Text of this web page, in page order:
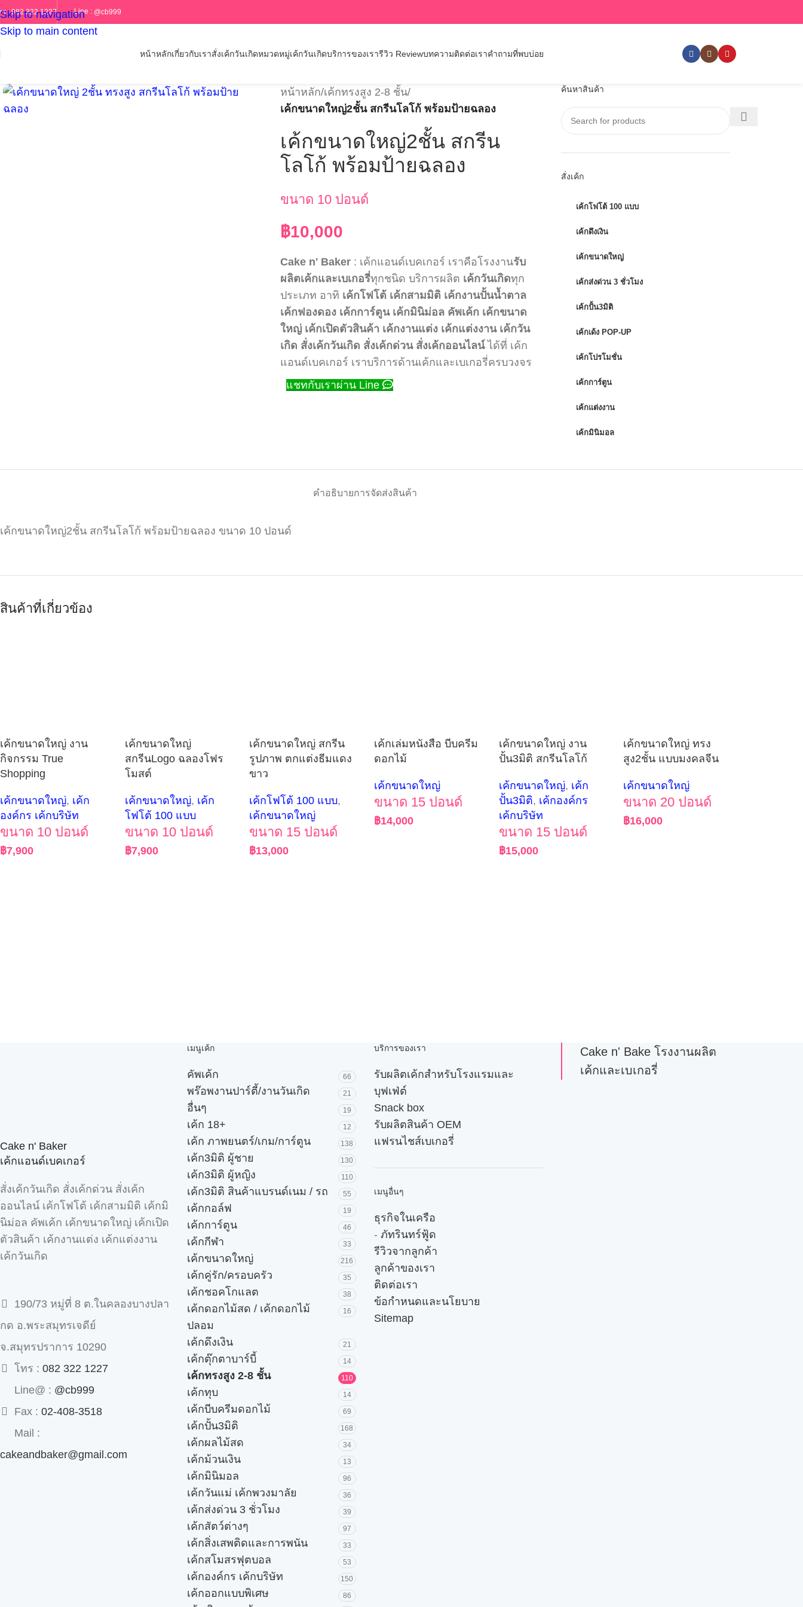
Skip to navigation
Skip to main content
ร : 082 322 1227 Line : @cb999
หน้าหลักเกี่ยวกับเราสั่งเค้กวันเกิดหมวดหมู่เค้กวันเกิดบริการของเรารีวิว Reviewบทความติดต่อเราคำถามที่พบบ่อย
หน้าหลัก/เค้กทรงสูง 2-8 ชั้น/
เค้กขนาดใหญ่2ชั้น สกรีนโลโก้ พร้อมป้ายฉลอง
เค้กขนาดใหญ่2ชั้น สกรีน
โลโก้ พร้อมป้ายฉลอง
ขนาด 10 ปอนด์
฿10,000
Cake n' Baker : เค้กแอนด์เบคเกอร์ เราคือโรงงานรับ
ผลิตเค้กและเบเกอรี่ทุกชนิด บริการผลิต เค้กวันเกิดทุก
ประเภท อาทิ เค้กโฟโต้ เค้กสามมิติ เค้กงานปั้นน้ำตาล
เค้กฟองดอง เค้กการ์ตูน เค้กมินิม่อล คัพเค้ก เค้กขนาด
ใหญ่ เค้กเปิดตัวสินค้า เค้กงานแต่ง เค้กแต่งงาน เค้กวัน
เกิด สั่งเค้กวันเกิด สั่งเค้กด่วน สั่งเค้กออนไลน์ได้ที่ เค้ก
แอนด์เบคเกอร์ เราบริการด้านเค้กและเบเกอรี่ครบวงจร
แชทกับเราผ่าน Line
ค้นหาสินค้า
สั่งเค้ก
เค้กโฟโต้ 100 แบบ
เค้กดึงเงิน
เค้กขนาดใหญ่
เค้กส่งด่วน 3 ชั่วโมง
เค้กปั้น3มิติ
เค้กเด้ง POP-UP
เค้กโปรโมชั่น
เค้กการ์ตูน
เค้กแต่งงาน
เค้กมินิมอล
คำอธิบายการจัดส่งสินค้า
เค้กขนาดใหญ่2ชั้น สกรีนโลโก้ พร้อมป้ายฉลอง ขนาด 10 ปอนด์
สินค้าที่เกี่ยวข้อง
เค้กขนาดใหญ่ งาน
กิจกรรม True
Shopping
เค้กขนาดใหญ่, เค้ก
องค์กร เค้กบริษัท
ขนาด 10 ปอนด์
฿7,900
เค้กขนาดใหญ่
สกรีนLogo ฉลองโฟร
โมสต์
เค้กขนาดใหญ่, เค้ก
โฟโต้ 100 แบบ
ขนาด 10 ปอนด์
฿7,900
เค้กขนาดใหญ่ สกรีน
รูปภาพ ตกแต่งธีมแดง
ขาว
เค้กโฟโต้ 100 แบบ,
เค้กขนาดใหญ่
ขนาด 15 ปอนด์
฿13,000
เค้กเล่มหนังสือ บีบครีม
ดอกไม้
เค้กขนาดใหญ่
ขนาด 15 ปอนด์
฿14,000
เค้กขนาดใหญ่ งาน
ปั้น3มิติ สกรีนโลโก้
เค้กขนาดใหญ่, เค้ก
ปั้น3มิติ, เค้กองค์กร
เค้กบริษัท
ขนาด 15 ปอนด์
฿15,000
เค้กขนาดใหญ่ ทรง
สูง2ชั้น แบบมงคลจีน
เค้กขนาดใหญ่
ขนาด 20 ปอนด์
฿16,000
Cake n' Baker
เค้กแอนด์เบคเกอร์
สั่งเค้กวันเกิด สั่งเค้กด่วน สั่งเค้ก
ออนไลน์ เค้กโฟโต้ เค้กสามมิติ เค้กมิ
นิม่อล คัพเค้ก เค้กขนาดใหญ่ เค้กเปิด
ตัวสินค้า เค้กงานแต่ง เค้กแต่งงาน
เค้กวันเกิด
190/73 หมู่ที่ 8 ต.ในคลองบางปลา
กด อ.พระสมุทรเจดีย์
จ.สมุทรปราการ 10290
โทร : 082 322 1227
Line@ : @cb999
Fax : 02-408-3518
Mail :
cakeandbaker@gmail.com
เมนูเค้ก
คัพเค้ก 66
พร๊อพงานปาร์ตี้/งานวันเกิด 21
อื่นๆ 19
เค้ก 18+ 12
เค้ก ภาพยนตร์/เกม/การ์ตูน 138
เค้ก3มิติ ผู้ชาย 130
เค้ก3มิติ ผู้หญิง 110
เค้ก3มิติ สินค้าแบรนด์เนม / รถ 55
เค้กกอล์ฟ 19
เค้กการ์ตูน 46
เค้กกีฬา 33
เค้กขนาดใหญ่ 216
เค้กคู่รัก/ครอบครัว 35
เค้กชอคโกแลต 38
เค้กดอกไม้สด / เค้กดอกไม้
ปลอม
16
เค้กดึงเงิน 21
เค้กตุ๊กตาบาร์บี้ 14
เค้กทรงสูง 2-8 ชั้น 110
เค้กทุบ 14
เค้กบีบครีมดอกไม้ 69
เค้กปั้น3มิติ 168
เค้กผลไม้สด 34
เค้กม้วนเงิน 13
เค้กมินิมอล 96
เค้กวันแม่ เค้กพวงมาลัย 36
เค้กส่งด่วน 3 ชั่วโมง 39
เค้กสัตว์ต่างๆ 97
เค้กสิ่งเสพติดและการพนัน 33
เค้กสโมสรฟุตบอล 53
เค้กองค์กร เค้กบริษัท 150
เค้กออกแบบพิเศษ 86
บริการของเรา
รับผลิตเค้กสำหรับโรงแรมและ
บุฟเฟ่ต์
Snack box
รับผลิตสินค้า OEM
แฟรนไชส์เบเกอรี่
เมนูอื่นๆ
ธุรกิจในเครือ
- ภัทรินทร์ฟู้ด
รีวิวจากลูกค้า
ลูกค้าของเรา
ติดต่อเรา
ข้อกำหนดและนโยบาย
Sitemap
Cake n' Bake โรงงานผลิต
เค้กและเบเกอรี่